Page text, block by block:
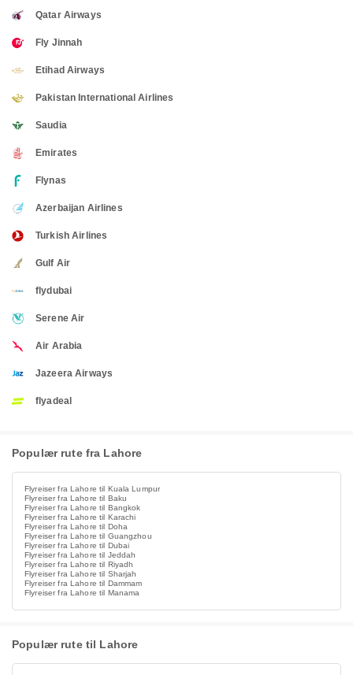
Qatar Airways
Fly Jinnah
Etihad Airways
Pakistan International Airlines
Saudia
Emirates
Flynas
Azerbaijan Airlines
Turkish Airlines
Gulf Air
flydubai
Serene Air
Air Arabia
Jazeera Airways
flyadeal
Populær rute fra Lahore
Flyreiser fra Lahore til Kuala Lumpur
Flyreiser fra Lahore til Baku
Flyreiser fra Lahore til Bangkok
Flyreiser fra Lahore til Karachi
Flyreiser fra Lahore til Doha
Flyreiser fra Lahore til Guangzhou
Flyreiser fra Lahore til Dubai
Flyreiser fra Lahore til Jeddah
Flyreiser fra Lahore til Riyadh
Flyreiser fra Lahore til Sharjah
Flyreiser fra Lahore til Dammam
Flyreiser fra Lahore til Manama
Populær rute til Lahore